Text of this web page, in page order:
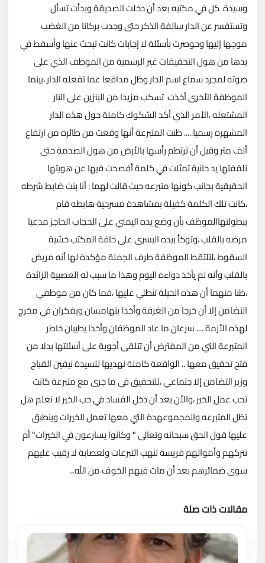
وسيدة كل في مكتبه بعد أن دخلت الصديقة وبدأت تسأل
وتستفسر عن الدار سالفة الذكر حتى وجدت بركانا من الغضب
موجها إليها وحوصرت بأسئلة لا إجابات كانت تبحث عنها وأسقط في
يدها من هول التحقيقات غير الرسمية من الموظف الذي على
صوته لمجرد سماع اسم الدار وظل مدافعا عما تفعله الدار ،بينما
الموظفة الأخرى أخذت تسكب مزيدا من البنزين على النار
المشتعله ،الأمر الذي أكد الشكوك كاملة حول هذه الدار
المشهرة رسميا..... ظنت المتبرعة أنها وقعت من طائرة من ارتفاع
ألف متر وقبل أن ترتطم رأسها بالأرض من هول الصدمة حتى
تلقفتها يد حانية تمثلت في كلمة أفصحت فيها عن هويتها
الحقيقية بجانب كونها متبرعه حيث قالت لهما : أنا بنت ضابط شرطه
،كانت تلك الكلمة كفيلة بمشاهدة مسرحية هابطه قام
ببطولتهاالموظف بأن وضع يده اليمني على الحجاب الحاجز مدعيا
مرضه بالقلب ،وتوكأ بيده اليسرى على حافة المكتب خشية
السقوط ،لتلتقط الموظفة طرف الجملة مؤكدة لها أنه مريض
بالقلب وأنه لم يأخذ دواءه اليوم وهذا ما سبب له العصبية الزائدة
،ظنا منهما أن هذه الحيلة تنطلي عليها ،فما كان من موظفي
التضامن إلا أن خرجا من الغرفة وأخذا يتهامسان ويفكران في مخرج
لهذه الأزمة .... سرعان ما عاد الموظفان وأخذا يطيبان خاطر
المتبرعة التي من المفترض أن تتلقى أجوبة على أسئلتها بدلا من
فتح تحقيق معها .. الواقعة كاملة نهديها للسيدة نيفين القباج
وزير التضامن إلا جتماعي ،للتحقيق في ما جرى مع متبرعة كانت
تحب عمل الخير ،والأن بعد أن دخل الفساد في حب الخير لا نعلم هل
تظل المتبرعه والمجموعهدة التي معها تعمل الخيرات وينطبق
عليها قول الحق سبحانه وتعالى " وكانوا يسارعون في الخيرات" أم
نتركهم وأموالهم فريسة لنهب التبرعات ولعصابة لا رقيب عليهم
سوى ضمائرهم بعد أن مات فيهم الخوف من الله...
مقالات ذات صلة